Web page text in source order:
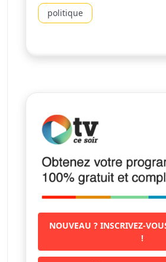
politique
NOUVEAU ? INSCRIVEZ-
!